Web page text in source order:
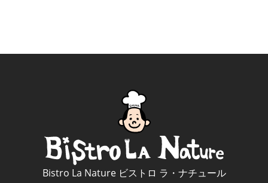
Bistro La Nature ビストロ ラ・ナチュール